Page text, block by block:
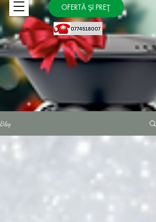
OFERTĂ ŞI PREŢ
Blog